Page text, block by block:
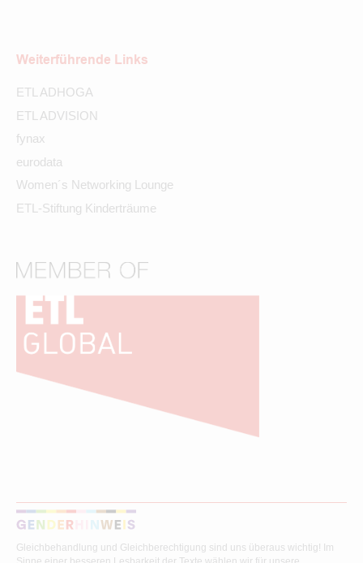
Weiterführende Links
ETL ADHOGA
ETL ADVISION
fynax
eurodata
Women´s Networking Lounge
ETL-Stiftung Kinderträume
Gleichbehandlung und Gleichberechtigung sind uns überaus wichtig! Im